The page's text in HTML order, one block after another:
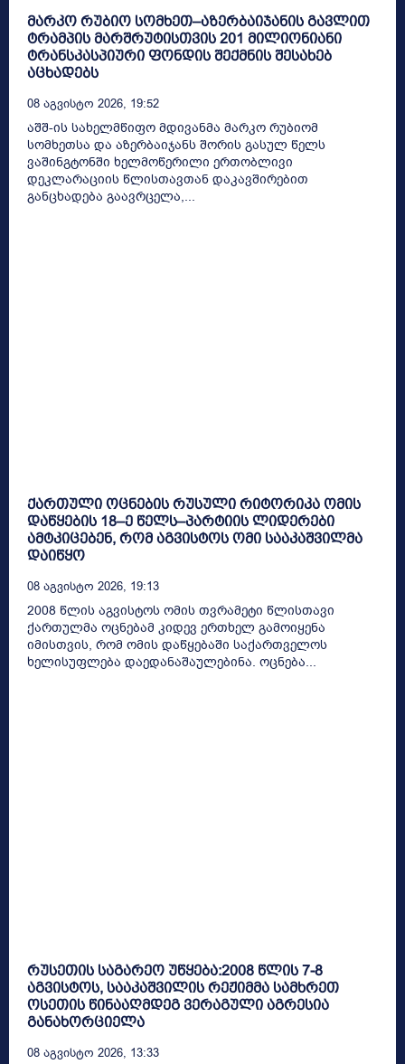
მარკო რუბიო სომხეთ–აზერბაიჯანის გავლით
ტრამპის მარშრუტისთვის 201 მილიონიანი
ტრანსკასპიური ფონდის შექმნის შესახებ
აცხადებს
08 Აგვისტო 2026, 19:52
აშშ-ის სახელმწიფო მდივანმა მარკო რუბიომ
სომხეთსა და აზერბაიჯანს შორის გასულ წელს
ვაშინგტონში ხელმოწერილი ერთობლივი
დეკლარაციის წლისთავთან დაკავშირებით
განცხადება გაავრცელა,...
ქართული ოცნების რუსული რიტორიკა ომის
დაწყების 18–ე წელს–პარტიის ლიდერები
ამტკიცებენ, რომ აგვისტოს ომი სააკაშვილმა
დაიწყო
08 Აგვისტო 2026, 19:13
2008 წლის აგვისტოს ომის თვრამეტი წლისთავი
ქართულმა ოცნებამ კიდევ ერთხელ გამოიყენა
იმისთვის, რომ ომის დაწყებაში საქართველოს
ხელისუფლება დაედანაშაულებინა. ოცნება...
რუსეთის საგარეო უწყება:2008 წლის 7-8
აგვისტოს, სააკაშვილის რეჟიმმა სამხრეთ
ოსეთის წინააღმდეგ ვერაგული აგრესია
განახორციელა
08 Აგვისტო 2026, 13:33